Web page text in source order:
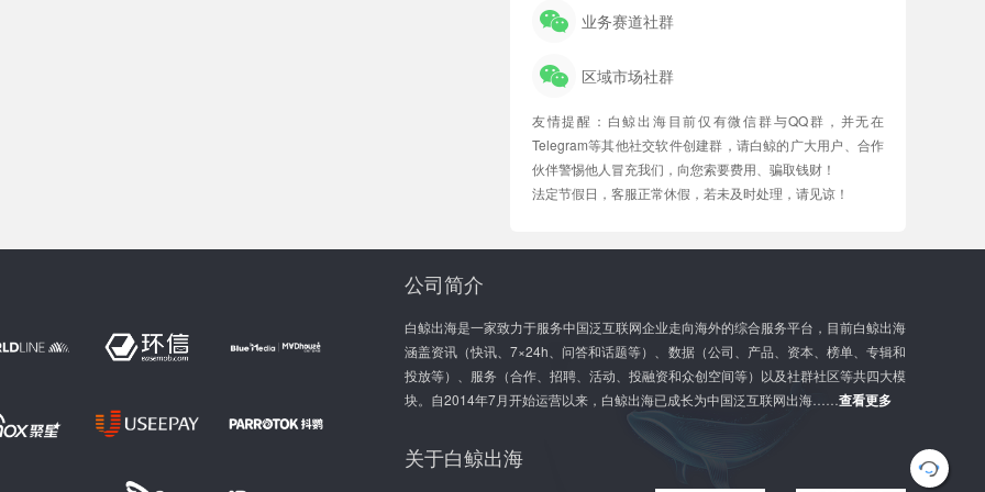
业务赛道社群
区域市场社群
友情提醒：白鲸出海目前仅有微信群与QQ群，并无在
Telegram等其他社交软件创建群，请白鲸的广大用户、合作
伙伴警惕他人冒充我们，向您索要费用、骗取钱财！
法定节假日，客服正常休假，若未及时处理，请见谅！
G
l
公司简介
白鲸出海是一家致力于服务中国泛互联网企业走向海外的综合服务平台，目前白鲸出海
涵盖资讯（快讯、7×24h、问答和话题等）、数据（公司、产品、资本、榜单、专辑和
投放等）、服务（合作、招聘、活动、投融资和众创空间等）以及社群社区等共四大模
块。自2014年7月开始运营以来，白鲸出海已成长为中国泛互联网出海……查看更多
关于白鲸出海